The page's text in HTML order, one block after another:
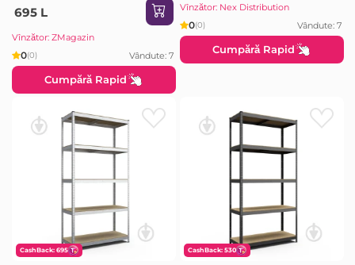
695 L
Vînzător: ZMagazin
0(0) Vândute: 7
Cumpără Rapid
Vînzător: Nex Distribution
0(0) Vândute: 7
Cumpără Rapid
CashBack: 695 CashBack: 530